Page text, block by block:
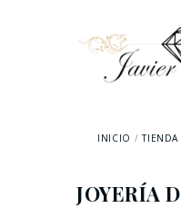
INICIO TIENDA
JOYERÍA